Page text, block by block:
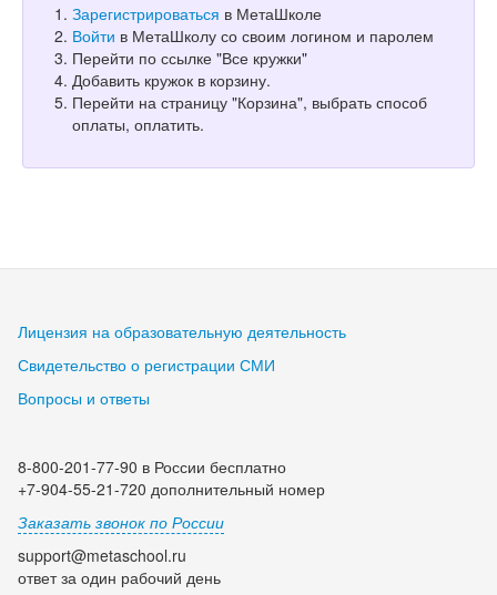
Зарегистрироваться в МетаШколе
Войти в МетаШколу со своим логином и паролем
Перейти по ссылке "Все кружки"
Добавить кружок в корзину.
Перейти на страницу "Корзина", выбрать способ
оплаты, оплатить.
Лицензия на образовательную деятельность
Свидетельство о регистрации СМИ
Вопросы и ответы
8-800-201-77-90 в России бесплатно
+7-904-55-21-720 дополнительный номер
Заказать звонок по России
support@metaschool.ru
ответ за один рабочий день